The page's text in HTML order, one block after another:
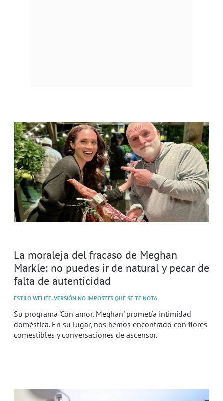
La moraleja del fracaso de Meghan
Markle: no puedes ir de natural y pecar de
falta de autenticidad
ESTILO WELIFE, VERSIÓN NO IMPOSTES QUE SE TE NOTA
Su programa 'Con amor, Meghan' prometía intimidad
doméstica. En su lugar, nos hemos encontrado con flores
comestibles y conversaciones de ascensor.